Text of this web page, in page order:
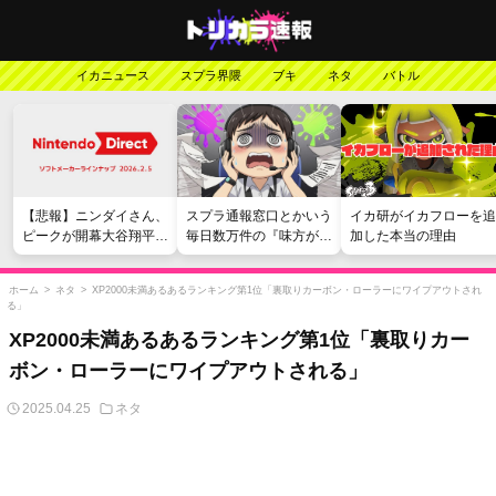
イカニュース スプラ界隈 ブキ ネタ バトル
【悲報】ニンダイさん、
ピークが開幕大谷翔平の
がっかりダイレクトだっ
たと言われてしまう
スプラ通報窓口とかいう
毎日数万件の『味方が弱
い』愚痴を読まされる苦
行
イカ研がイカフローを追
加した本当の理由
ホーム > ネタ > XP2000未満あるあるランキング第1位「裏取りカーボン・ローラーにワイプアウトされ
る」
XP2000未満あるあるランキング第1位「裏取りカー
ボン・ローラーにワイプアウトされる」
2025.04.25 ネタ